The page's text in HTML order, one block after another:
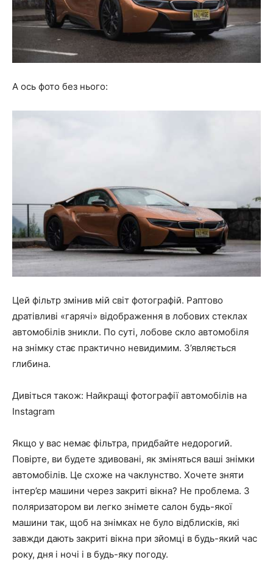
А ось фото без нього:
Цей фільтр змінив мій світ фотографій. Раптово
дратівливі «гарячі» відображення в лобових стеклах
автомобілів зникли. По суті, лобове скло автомобіля
на знімку стає практично невидимим. З’являється
глибина.
Дивіться також: Найкращі фотографії автомобілів на
Instagram
Якщо у вас немає фільтра, придбайте недорогий.
Повірте, ви будете здивовані, як зміняться ваші знімки
автомобілів. Це схоже на чаклунство. Хочете зняти
інтер’єр машини через закриті вікна? Не проблема. З
поляризатором ви легко знімете салон будь-якої
машини так, щоб на знімках не було відблисків, які
завжди дають закриті вікна при зйомці в будь-який час
року, дня і ночі і в будь-яку погоду.